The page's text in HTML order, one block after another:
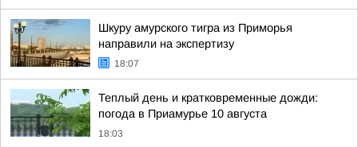
Шкуру амурского тигра из Приморья
направили на экспертизу
18:07
Теплый день и кратковременные дожди:
погода в Приамурье 10 августа
18:03